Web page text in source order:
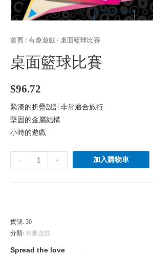
首頁 / 有趣遊戲 / 桌面籃球比賽
桌面籃球比賽
$96.72
緊湊的折疊設計非常適合旅行
堅固的金屬結構
小時的遊戲
-
面
賽
數
量
+ 加入購物車
貨號: 30
分類: 有趣遊戲
Spread the love